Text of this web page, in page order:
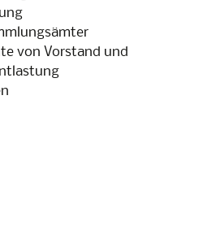
von Vorstand und